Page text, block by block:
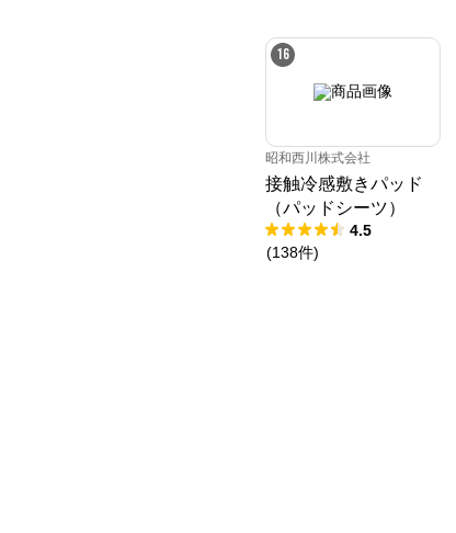
16
昭和西川株式会社
接触冷感敷きパッド
（パッドシーツ）
4.5
(138件)